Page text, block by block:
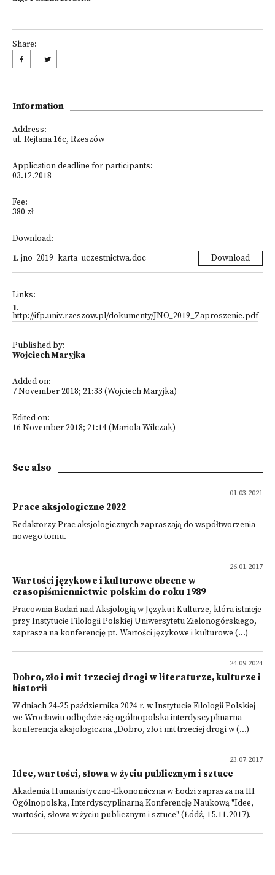
Share:
Information
Address:
ul. Rejtana 16c, Rzeszów
Application deadline for participants:
03.12.2018
Fee:
380 zł
Download:
1. jno_2019_karta_uczestnictwa.doc Download
Links:
1.
http://ifp.univ.rzeszow.pl/dokumenty/JNO_2019_Zaproszenie.pdf
Published by:
Wojciech Maryjka
Added on:
7 November 2018; 21:33 (Wojciech Maryjka)
Edited on:
16 November 2018; 21:14 (Mariola Wilczak)
See also
01.03.2021
Prace aksjologiczne 2022
Redaktorzy Prac aksjologicznych zapraszają do współtworzenia
nowego tomu.
26.01.2017
Wartości językowe i kulturowe obecne w
czasopiśmiennictwie polskim do roku 1989
Pracownia Badań nad Aksjologią w Języku i Kulturze, która istnieje
przy Instytucie Filologii Polskiej Uniwersytetu Zielonogórskiego,
zaprasza na konferencję pt. Wartości językowe i kulturowe (...)
24.09.2024
Dobro, zło i mit trzeciej drogi w literaturze, kulturze i
historii
W dniach 24-25 października 2024 r. w Instytucie Filologii Polskiej
we Wrocławiu odbędzie się ogólnopolska interdyscyplinarna
konferencja aksjologiczna „Dobro, zło i mit trzeciej drogi w (...)
23.07.2017
Idee, wartości, słowa w życiu publicznym i sztuce
Akademia Humanistyczno-Ekonomiczna w Łodzi zaprasza na III
Ogólnopolską, Interdyscyplinarną Konferencję Naukową "Idee,
wartości, słowa w życiu publicznym i sztuce" (Łódź, 15.11.2017).